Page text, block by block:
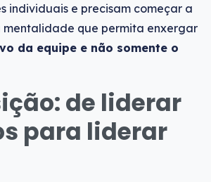
individuais e precisam começar a
mentalidade que permita enxergar
da equipe e não somente o
de liderar
para liderar